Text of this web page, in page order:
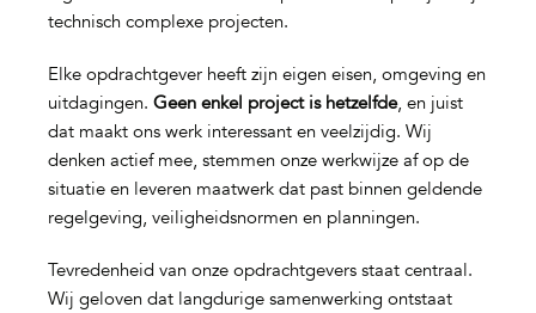
technisch complexe projecten.
Elke opdrachtgever heeft zijn eigen eisen, omgeving en
uitdagingen. Geen enkel project is hetzelfde, en juist
dat maakt ons werk interessant en veelzijdig. Wij
denken actief mee, stemmen onze werkwijze af op de
situatie en leveren maatwerk dat past binnen geldende
regelgeving, veiligheidsnormen en planningen.
Tevredenheid van onze opdrachtgevers staat centraal.
Wij geloven dat langdurige samenwerking ontstaat